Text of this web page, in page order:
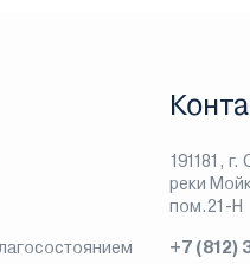
191181,
реки
пом.21-Н
+7 (812)